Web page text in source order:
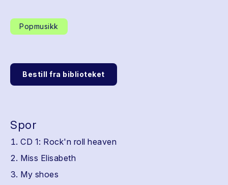
Popmusikk
Bestill fra biblioteket
Spor
CD 1: Rock'n roll heaven
Miss Elisabeth
My shoes